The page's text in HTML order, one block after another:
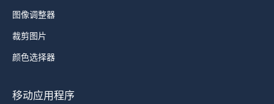
图像调整器
裁剪图片
颜色选择器
移动应用程序